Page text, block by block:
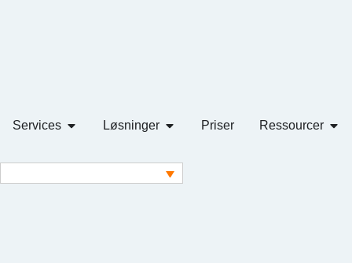
Services Løsninger Priser Ressourcer